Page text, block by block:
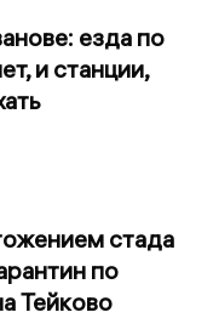
езда по
и станции,
стада
по
Тейково